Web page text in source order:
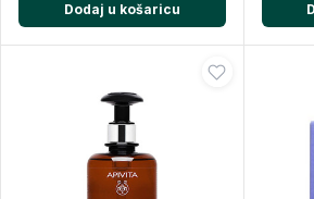
Dodaj u košaricu